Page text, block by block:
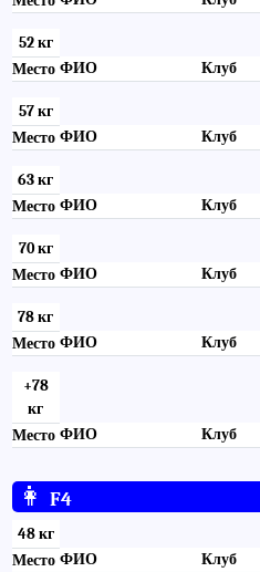
52 кг
Место ФИО Клуб
57 кг
Место ФИО Клуб
63 кг
Место ФИО Клуб
70 кг
Место ФИО Клуб
78 кг
Место ФИО Клуб
+78
кг
Место ФИО Клуб
👩 F4
48 кг
Место ФИО Клуб